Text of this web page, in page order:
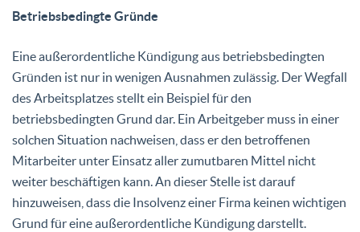
Betriebsbedingte Gründe
Eine außerordentliche Kündigung aus betriebsbedingten
Gründen ist nur in wenigen Ausnahmen zulässig. Der Wegfall
des Arbeitsplatzes stellt ein Beispiel für den
betriebsbedingten Grund dar. Ein Arbeitgeber muss in einer
solchen Situation nachweisen, dass er den betroffenen
Mitarbeiter unter Einsatz aller zumutbaren Mittel nicht
weiter beschäftigen kann. An dieser Stelle ist darauf
hinzuweisen, dass die Insolvenz einer Firma keinen wichtigen
Grund für eine außerordentliche Kündigung darstellt.